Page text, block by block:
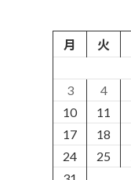
月
火
3
4
10
11
17
18
24
25